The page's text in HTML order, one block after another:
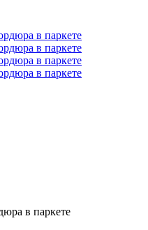
в паркете